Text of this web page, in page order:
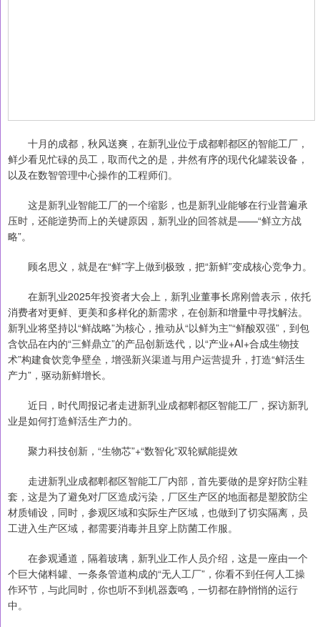
十月的成都，秋风送爽，在新乳业位于成都郫都区的智能工厂，
鲜少看见忙碌的员工，取而代之的是，井然有序的现代化罐装设备，
以及在数智管理中心操作的工程师们。
这是新乳业智能工厂的一个缩影，也是新乳业能够在行业普遍承
压时，还能逆势而上的关键原因，新乳业的回答就是——“鲜立方战
略”。
顾名思义，就是在“鲜”字上做到极致，把“新鲜”变成核心竞争力。
在新乳业2025年投资者大会上，新乳业董事长席刚曾表示，依托
消费者对更鲜、更美和多样化的新需求，在创新和增量中寻找解法。
新乳业将坚持以“鲜战略”为核心，推动从“以鲜为主”“鲜酸双强”，到包
含饮品在内的“三鲜鼎立”的产品创新迭代，以“产业+AI+合成生物技
术”构建食饮竞争壁垒，增强新兴渠道与用户运营提升，打造“鲜活生
产力”，驱动新鲜增长。
近日，时代周报记者走进新乳业成都郫都区智能工厂，探访新乳
业是如何打造鲜活生产力的。
聚力科技创新，“生物芯”+“数智化”双轮赋能提效
走进新乳业成都郫都区智能工厂内部，首先要做的是穿好防尘鞋
套，这是为了避免对厂区造成污染，厂区生产区的地面都是塑胶防尘
材质铺设，同时，参观区域和实际生产区域，也做到了切实隔离，员
工进入生产区域，都需要消毒并且穿上防菌工作服。
在参观通道，隔着玻璃，新乳业工作人员介绍，这是一座由一个
个巨大储料罐、一条条管道构成的“无人工厂”，你看不到任何人工操
作环节，与此同时，你也听不到机器轰鸣，一切都在静悄悄的运行
中。